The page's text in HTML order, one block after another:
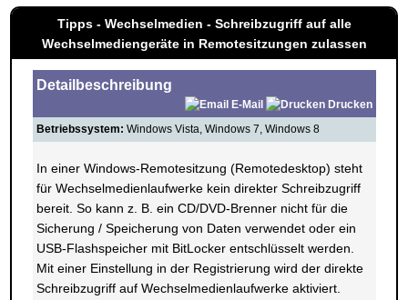
Tipps - Wechselmedien - Schreibzugriff auf alle
Wechselmediengeräte in Remotesitzungen zulassen
Detailbeschreibung
E-Mail
Drucken
Betriebssystem: Windows Vista, Windows 7, Windows 8
In einer Windows-Remotesitzung (Remotedesktop) steht
für Wechselmedienlaufwerke kein direkter Schreibzugriff
bereit. So kann z. B. ein CD/DVD-Brenner nicht für die
Sicherung / Speicherung von Daten verwendet oder ein
USB-Flashspeicher mit BitLocker entschlüsselt werden.
Mit einer Einstellung in der Registrierung wird der direkte
Schreibzugriff auf Wechselmedienlaufwerke aktiviert.